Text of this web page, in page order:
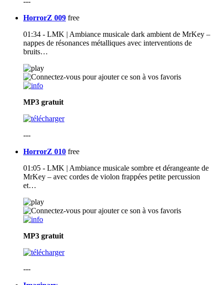
HorrorZ 009 free
01:34 - LMK | Ambiance musicale dark ambient de MrKey –
nappes de résonances métalliques avec interventions de
bruits…
MP3 gratuit
---
HorrorZ 010 free
01:05 - LMK | Ambiance musicale sombre et dérangeante de
MrKey – avec cordes de violon frappées petite percussion
et…
MP3 gratuit
---